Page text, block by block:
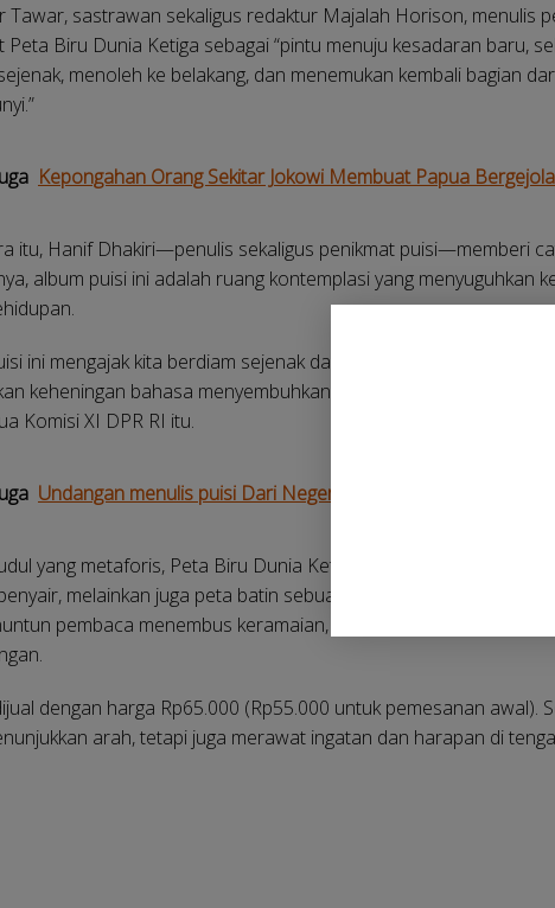
Tawar, sastrawan sekaligus redaktur Majalah Horison, menulis
Peta Biru Dunia Ketiga sebagai “pintu menuju kesadaran baru,
menoleh ke belakang, dan menemukan kembali bagian
Kepongahan Orang Sekitar Jokowi Membuat Papua
itu, Hanif Dhakiri—penulis sekaligus penikmat puisi—memberi
album puisi ini adalah ruang kontemplasi yang menyuguhkan
ini mengajak kita berdiam sejenak dalam realitas yang tak
keheningan bahasa menyembuhkan sesuatu yang diam-diam
Komisi XI DPR RI itu.
Undangan menulis puisi Dari Negeri Poci 10: R A N T A U
yang metaforis, Peta Biru Dunia Ketiga tidak hanya
melainkan juga peta batin sebuah zaman. Setiap halaman
pembaca menembus keramaian, menuju ruang hening yang
dengan harga Rp65.000 (Rp55.000 untuk pemesanan awal).
arah, tetapi juga merawat ingatan dan harapan di